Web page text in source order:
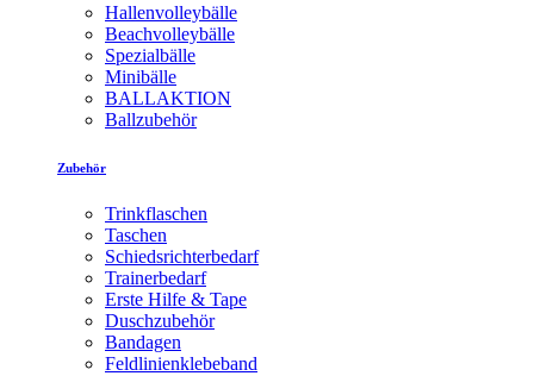
Hallenvolleybälle
Beachvolleybälle
Spezialbälle
Minibälle
BALLAKTION
Ballzubehör
Zubehör
Trinkflaschen
Taschen
Schiedsrichterbedarf
Trainerbedarf
Erste Hilfe & Tape
Duschzubehör
Bandagen
Feldlinienklebeband